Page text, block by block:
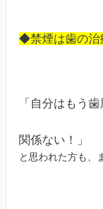
◆禁煙は歯の治
「自分はもう
関係ない！」
と思われた方も、